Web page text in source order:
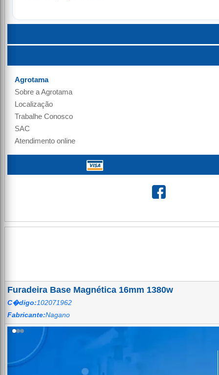
Agrotama
Sobre aAgrotama
Localização
Trabalhe Conosco
SAC
Atendimento online
Furadeira Base Magnética 16mm 1380w
C�digo:102071962
Fabricante:Nagano
Agrotama — Soluções em